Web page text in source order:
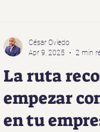
La ruta
empezar
en tu
César Oviedo
Apr 9, 2025
2 min